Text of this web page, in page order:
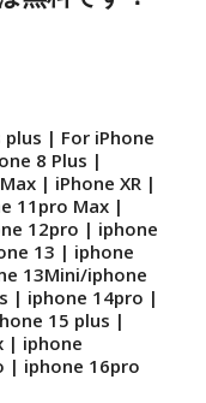
| For iPhone
8 Plus |
| iPhone XR |
11pro Max |
12pro | iphone
13 | iphone
13Mini/iphone
| iphone 14pro |
15 plus |
| iphone
| iphone 16pro